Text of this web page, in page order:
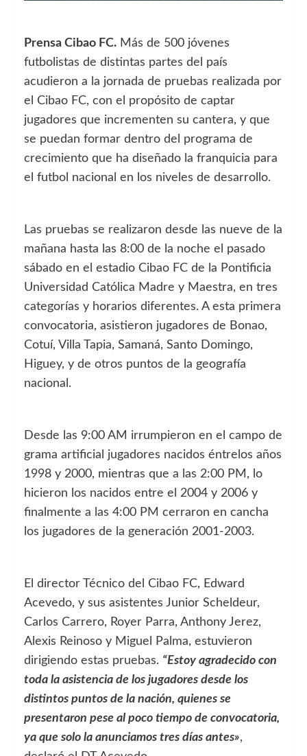
Prensa Cibao FC. Más de 500 jóvenes
futbolistas de distintas partes del país
acudieron a la jornada de pruebas realizada por
el Cibao FC, con el propósito de captar
jugadores que incrementen su cantera, y que
se puedan formar dentro del programa de
crecimiento que ha diseñado la franquicia para
el futbol nacional en los niveles de desarrollo.
Las pruebas se realizaron desde las nueve de la
mañana hasta las 8:00 de la noche el pasado
sábado en el estadio Cibao FC de la Pontificia
Universidad Católica Madre y Maestra, en tres
categorías y horarios diferentes. A esta primera
convocatoria, asistieron jugadores de Bonao,
Cotuí, Villa Tapia, Samaná, Santo Domingo,
Higuey, y de otros puntos de la geografía
nacional.
Desde las 9:00 AM irrumpieron en el campo de
grama artificial jugadores nacidos éntrelos años
1998 y 2000, mientras que a las 2:00 PM, lo
hicieron los nacidos entre el 2004 y 2006 y
finalmente a las 4:00 PM cerraron en cancha
los jugadores de la generación 2001-2003.
El director Técnico del Cibao FC, Edward
Acevedo, y sus asistentes Junior Scheldeur,
Carlos Carrero, Royer Parra, Anthony Jerez,
Alexis Reinoso y Miguel Palma, estuvieron
dirigiendo estas pruebas. “Estoy agradecido con
toda la asistencia de los jugadores desde los
distintos puntos de la nación, quienes se
presentaron pese al poco tiempo de convocatoria,
ya que solo la anunciamos tres días antes»,